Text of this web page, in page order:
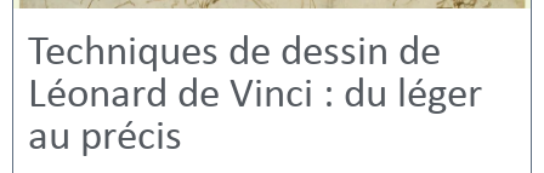
Techniques de dessin de
Léonard de Vinci : du léger
au précis